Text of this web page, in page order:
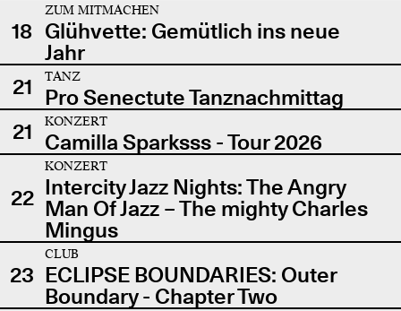
18
ZUM MITMACHEN
Glühvette: Gemütlich ins neue
Jahr
21
TANZ
Pro Senectute Tanznachmittag
21
KONZERT
Camilla Sparksss - Tour 2026
22
KONZERT
Intercity Jazz Nights: The Angry
Man Of Jazz – The mighty Charles
Mingus
23
CLUB
ECLIPSE BOUNDARIES: Outer
Boundary - Chapter Two